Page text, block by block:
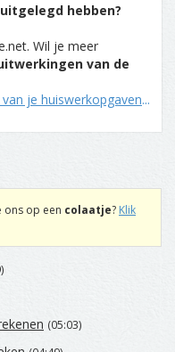
hebben?
Wil je meer
van de
je huiswerkopgaven...
ons op een colaatje? Klik
(05:03)